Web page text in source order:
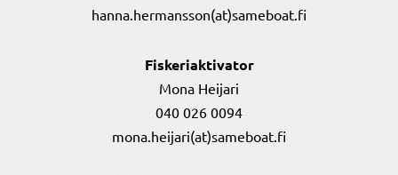
hanna.hermansson(at)sameboat.fi
Fiskeriaktivator
Mona Heijari
040 026 0094
mona.heijari(at)sameboat.fi